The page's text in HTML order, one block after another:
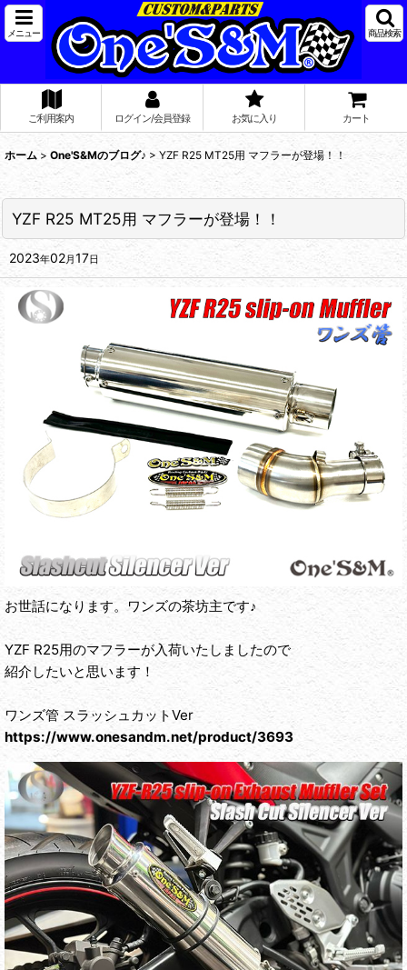
メニュー 商品検索
ご利用案内 ログイン/会員登録 お気に入り カート
ホーム > One'S&Mのブログ♪ > YZF R25 MT25用 マフラーが登場！！
YZF R25 MT25用 マフラーが登場！！
2023年02月17日
お世話になります。ワンズの茶坊主です♪
YZF R25用のマフラーが入荷いたしましたので
紹介したいと思います！
ワンズ管 スラッシュカットVer
https://www.onesandm.net/product/3693